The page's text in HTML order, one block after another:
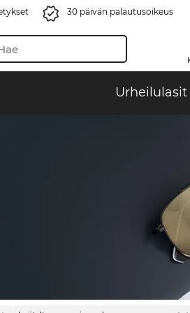
30 päivän palautusoikeus
Urheilulasit